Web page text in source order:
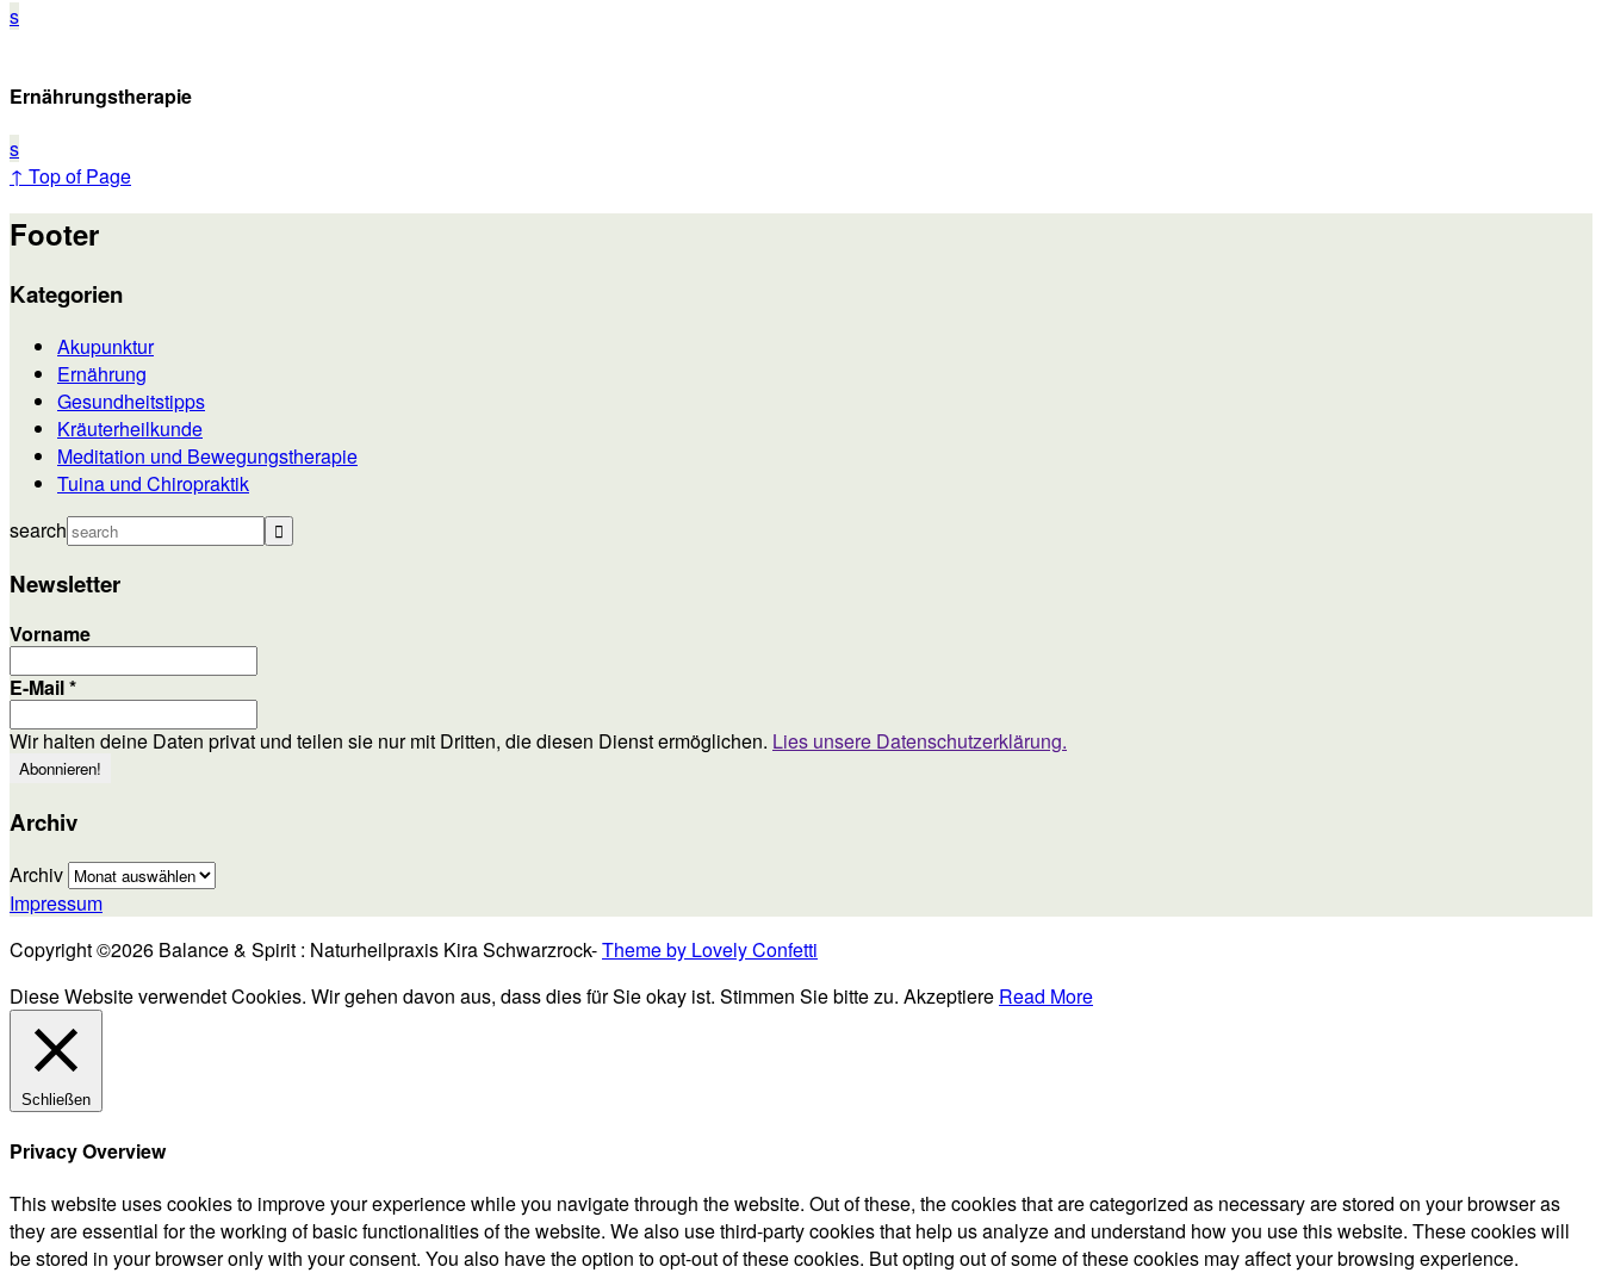
s
Ernährungstherapie
s
↑ Top of Page
Footer
Kategorien
Akupunktur
Ernährung
Gesundheitstipps
Kräuterheilkunde
Meditation und Bewegungstherapie
Tuina und Chiropraktik
search
Newsletter
Vorname
E-Mail*
Wir halten deine Daten privat und teilen sie nur mit Dritten, die diesen Dienst ermöglichen. Lies unsere Datenschutzerklärung.
Archiv
Archiv
Impressum
Copyright ©2026 Balance & Spirit : Naturheilpraxis Kira Schwarzrock-Theme by Lovely Confetti
Diese Website verwendet Cookies. Wir gehen davon aus, dass dies für Sie okay ist. Stimmen Sie bitte zu. Akzeptiere Read More
Schließen
Privacy Overview
This website uses cookies to improve your experience while you navigate through the website. Out of these, the cookies that are categorized as necessary are stored on your browser as
they are essential for the working of basic functionalities of the website. We also use third-party cookies that help us analyze and understand how you use this website. These cookies will
be stored in your browser only with your consent. You also have the option to opt-out of these cookies. But opting out of some of these cookies may affect your browsing experience.